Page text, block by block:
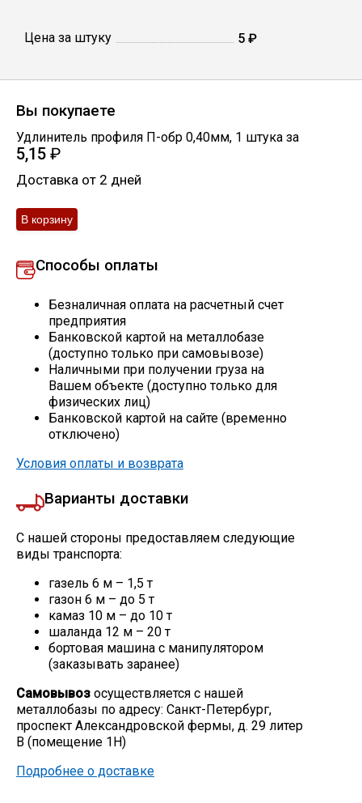
Квадрат
Полоса
Катанка
Круг
Винтовые сваи
Столбы заборные
Сетка кладочная
Круги абразивные
Скобо-гибочные изделия
Остальное
Нержавейка
Алюминиевый прокат
Цена за штуку 5 ₽
Вы покупаете
Удлинитель профиля П-обр 0,40мм, 1 штука за
5,15 ₽
Доставка от 2 дней
Способы оплаты
Безналичная оплата на расчетный счет
предприятия
Банковской картой на металлобазе
(доступно только при самовывозе)
Наличными при получении груза на
Вашем объекте (доступно только для
физических лиц)
Банковской картой на сайте (временно
отключено)
Условия оплаты и возврата
Варианты доставки
С нашей стороны предоставляем следующие
виды транспорта:
газель 6 м – 1,5 т
газон 6 м – до 5 т
камаз 10 м – до 10 т
шаланда 12 м – 20 т
бортовая машина с манипулятором
(заказывать заранее)
Самовывоз осуществляется с нашей
металлобазы по адресу: Санкт-Петербург,
проспект Александровской фермы, д. 29 литер
В (помещение 1Н)
Подробнее о доставке